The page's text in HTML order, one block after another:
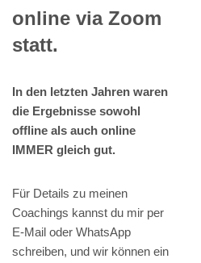
online via Zoom
statt.
In den letzten Jahren waren
die Ergebnisse sowohl
offline als auch online
IMMER gleich gut.
Für Details zu meinen
Coachings kannst du mir per
E-Mail oder WhatsApp
schreiben, und wir können ein